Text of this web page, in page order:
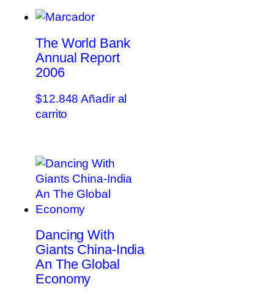
The World Bank
Annual Report
2006
$12.848 Añadir al
carrito
Dancing With
Giants China-India
An The Global
Economy